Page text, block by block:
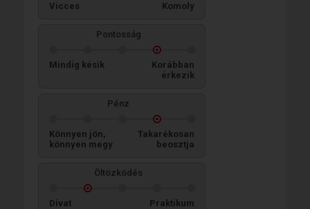
Vicces Komoly
Pontosság
Mindig késik
Korábban
érkezik
Pénz
Könnyen jön,
könnyen megy
Takarékosan
beosztja
Öltözködés
Divat Praktikum